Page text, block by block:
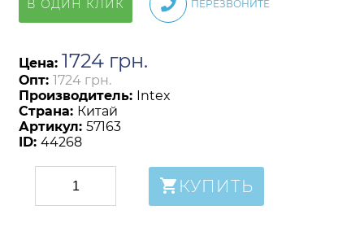
В ОДИН КЛИК ПЕРЕЗВОНИТЕ
Цена: 1724 грн.
Опт: 1724 грн.
Производитель: Intex
Страна: Китай
Артикул: 57163
ID: 44268
КУПИТЬ